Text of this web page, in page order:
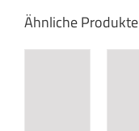
Ähnliche Produkte